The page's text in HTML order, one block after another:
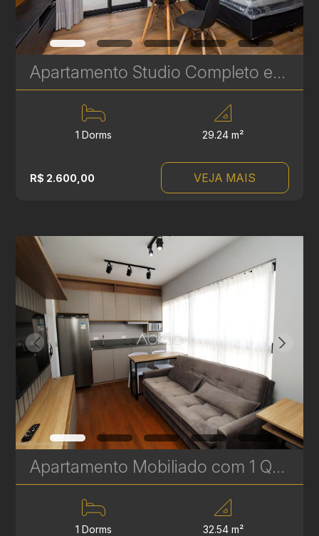
Apartamento Studio Completo e Moderno para Aluguel no Batel – BF2211 | Ref 1692
1 Dorms 29.24 m²
R$ 2.600,00 VEJA MAIS
Apartamento Mobiliado com 1 Quarto para Alugar no Batel - Excelente Localização - Pronto para Morar | Ref. 088
1 Dorms 32.54 m²